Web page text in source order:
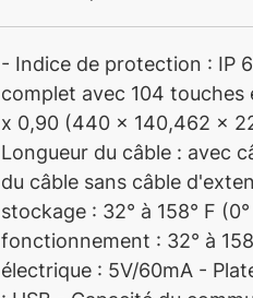
- Indice de protection : IP
complet avec 104 touches
x 0,90 (440 x 140,462 x
Longueur du câble : avec
du câble sans câble
stockage : 32° à 158° F
fonctionnement : 32° à
électrique : 5V/60mA -